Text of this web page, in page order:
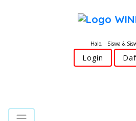
Halo, Siswa &
Login